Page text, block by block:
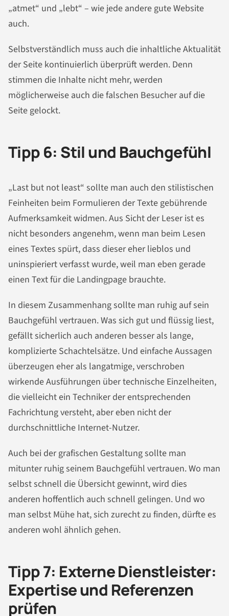
„atmet“ und „lebt“ – wie jede andere gute Website
auch.
Selbstverständlich muss auch die inhaltliche Aktualität
der Seite kontinuierlich überprüft werden. Denn
stimmen die Inhalte nicht mehr, werden
möglicherweise auch die falschen Besucher auf die
Seite gelockt.
Tipp 6: Stil und Bauchgefühl
„Last but not least“ sollte man auch den stilistischen
Feinheiten beim Formulieren der Texte gebührende
Aufmerksamkeit widmen. Aus Sicht der Leser ist es
nicht besonders angenehm, wenn man beim Lesen
eines Textes spürt, dass dieser eher lieblos und
uninspieriert verfasst wurde, weil man eben gerade
einen Text für die Landingpage brauchte.
In diesem Zusammenhang sollte man ruhig auf sein
Bauchgefühl vertrauen. Was sich gut und flüssig liest,
gefällt sicherlich auch anderen besser als lange,
komplizierte Schachtelsätze. Und einfache Aussagen
überzeugen eher als langatmige, verschroben
wirkende Ausführungen über technische Einzelheiten,
die vielleicht ein Techniker der entsprechenden
Fachrichtung versteht, aber eben nicht der
durchschnittliche Internet-Nutzer.
Auch bei der grafischen Gestaltung sollte man
mitunter ruhig seinem Bauchgefühl vertrauen. Wo man
selbst schnell die Übersicht gewinnt, wird dies
anderen hoffentlich auch schnell gelingen. Und wo
man selbst Mühe hat, sich zurecht zu finden, dürfte es
anderen wohl ähnlich gehen.
Tipp 7: Externe Dienstleister:
Expertise und Referenzen
prüfen